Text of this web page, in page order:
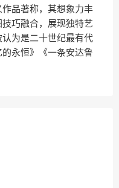
品著称，其想象力丰
巧融合，展现独特艺
为是二十世纪最有代
永恒》《一条安达鲁